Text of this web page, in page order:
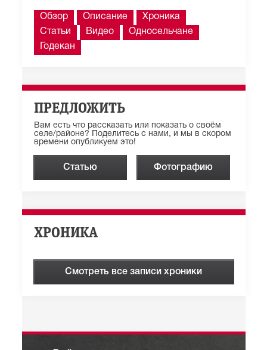
Обзор Описание
Хроника
Статьи
Видео
Односельчане
Годекан
ПРЕДЛОЖИТЬ
Вам есть что рассказать или показать о своём
селе/районе? Поделитесь с нами, и мы в скором
времени опубликуем это!
Статью Фотографию
ХРОНИКА
Смотреть все записи хроники